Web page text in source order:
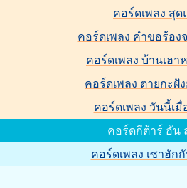
คอร์ดเพลง สุ
คอร์ดเพลง คำขอร้อง
คอร์ดเพลง บ้านเฮา
คอร์ดเพลง ตายกะฝัง
คอร์ดเพลง วันนี้เ
คอร์ดกีต้าร์ อัน
คอร์ดเพลง เซาฮัก